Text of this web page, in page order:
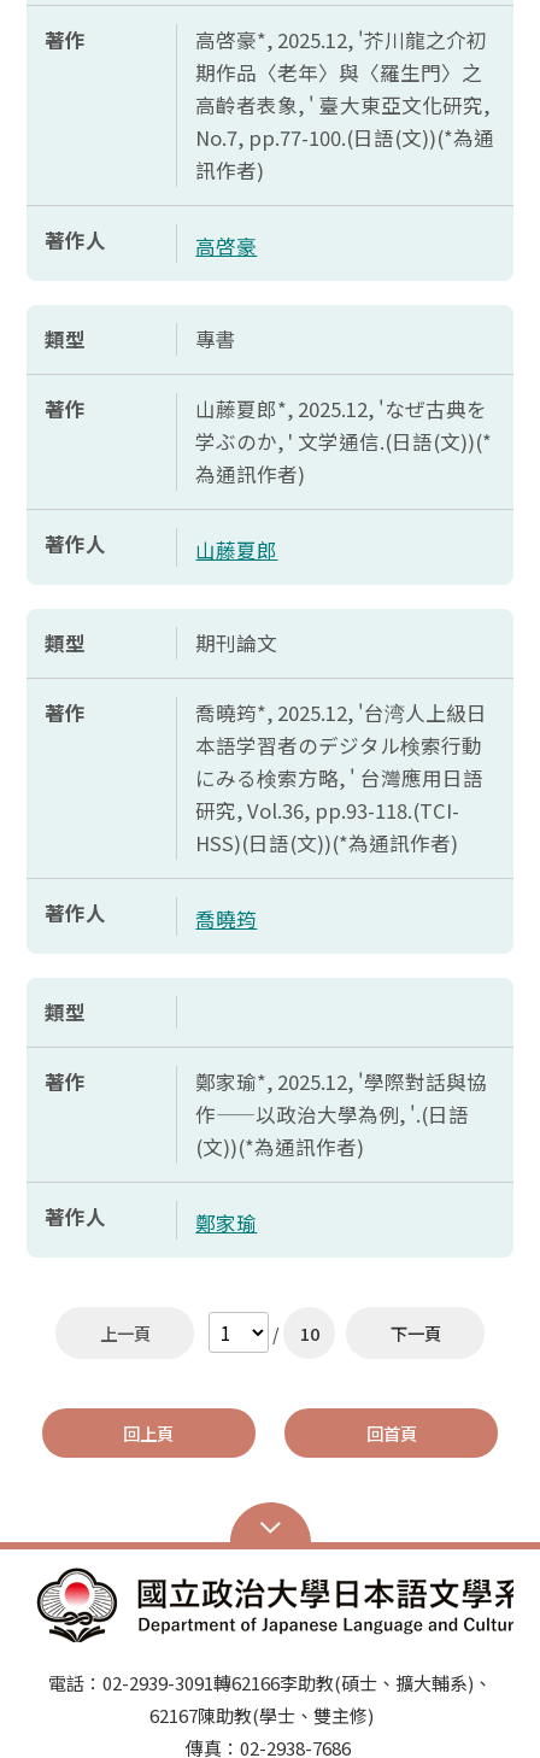
著作
高啓豪*, 2025.12, '芥川龍之介初
期作品〈老年〉與〈羅生門〉之
高齡者表象, ' 臺大東亞文化研究,
No.7, pp.77-100.(日語(文))(*為通
訊作者)
著作人 高啓豪
類型 專書
著作 山藤夏郎*, 2025.12, 'なぜ古典を
学ぶのか, ' 文学通信.(日語(文))(*
為通訊作者)
著作人 山藤夏郎
類型 期刊論文
著作
喬曉筠*, 2025.12, '台湾人上級日
本語学習者のデジタル検索行動
にみる検索方略, ' 台灣應用日語
研究,Vol.36, pp.93-118.(TCI-
HSS)(日語(文))(*為通訊作者)
著作人 喬曉筠
類型
著作
鄭家瑜*, 2025.12, '學際對話與協
作——以政治大學為例, '.(日語
(文))(*為通訊作者)
著作人 鄭家瑜
上一頁 / 10 下一頁
回上頁 回首頁
電話：02-2939-3091轉62166李助教(碩士、擴大輔系)、
62167陳助教(學士、雙主修)
傳真：02-2938-7686